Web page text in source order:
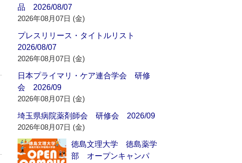
品 2026/08/07
2026年08月07日 (金)
プレスリリース・タイトルリスト
2026/08/07
2026年08月07日 (金)
日本プライマリ・ケア連合学会 研修
会 2026/09
2026年08月07日 (金)
埼玉県病院薬剤師会 研修会 2026/09
2026年08月07日 (金)
徳島文理大学 徳島薬学
部 オープンキャンパ